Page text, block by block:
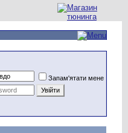
Запам'ятати мене